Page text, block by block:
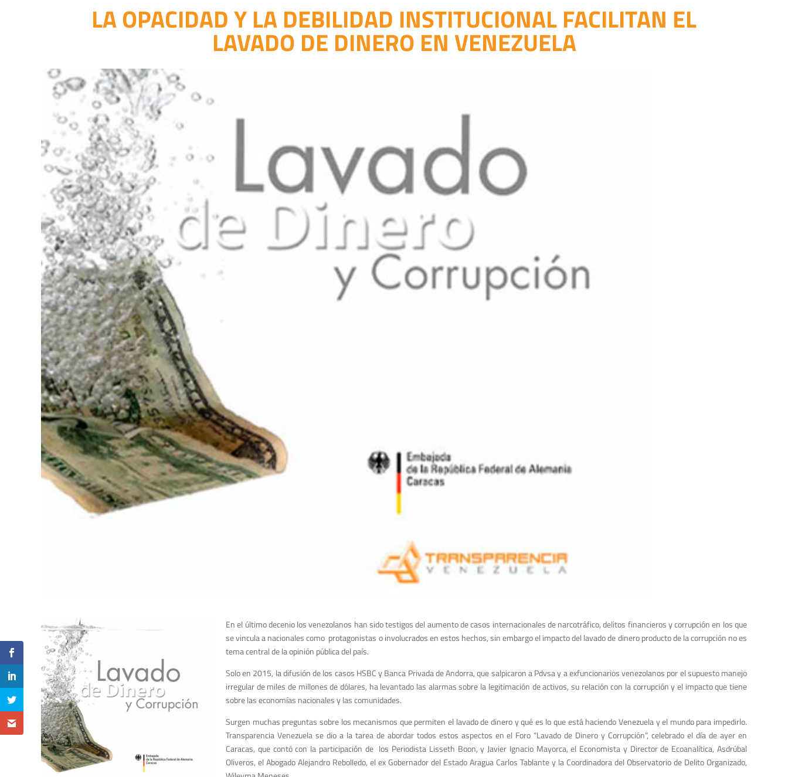
LA OPACIDAD Y LA DEBILIDAD INSTITUCIONAL FACILITAN EL
LAVADO DE DINERO EN VENEZUELA
En el último decenio los venezolanos han sido testigos del aumento de casos internacionales de narcotráfico, delitos financieros y corrupción en los que
se vincula a nacionales como protagonistas o involucrados en estos hechos, sin embargo el impacto del lavado de dinero producto de la corrupción no es
tema central de la opinión pública del país.
Solo en 2015, la difusión de los casos HSBC y Banca Privada de Andorra, que salpicaron a Pdvsa y a exfuncionarios venezolanos por el supuesto manejo
irregular de miles de millones de dólares, ha levantado las alarmas sobre la legitimación de activos, su relación con la corrupción y el impacto que tiene
sobre las economías nacionales y las comunidades.
Surgen muchas preguntas sobre los mecanismos que permiten el lavado de dinero y qué es lo que está haciendo Venezuela y el mundo para impedirlo.
Transparencia Venezuela se dio a la tarea de abordar todos estos aspectos en el Foro “Lavado de Dinero y Corrupción”, celebrado el día de ayer en
Caracas, que contó con la participación de los Periodista Lisseth Boon, y Javier Ignacio Mayorca, el Economista y Director de Ecoanalítica, Asdrúbal
Oliveros, el Abogado Alejandro Rebolledo, el ex Gobernador del Estado Aragua Carlos Tablante y la Coordinadora del Observatorio de Delito Organizado,